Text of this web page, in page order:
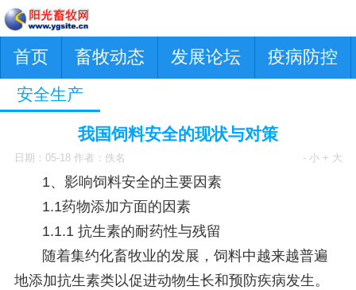
首页 畜牧动态 发展论坛 疫病防控
安全生产
我国饲料安全的现状与对策
日期：05-18 作者：佚名 - 小 + 大
1、影响饲料安全的主要因素
1.1药物添加方面的因素
1.1.1 抗生素的耐药性与残留
随着集约化畜牧业的发展，饲料中越来越普遍
地添加抗生素类以促进动物生长和预防疾病发生。